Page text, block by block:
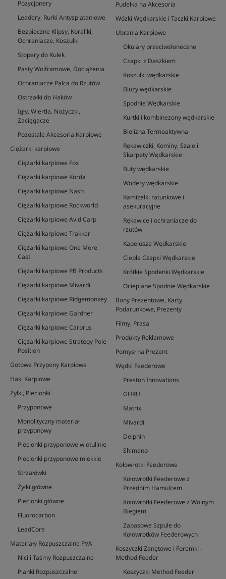
Pozycjonery
Leadery, Rurki Antysplątaniowe
Bezpieczne Klipsy, Koraliki,
Ochraniacze, Koszulki
Stopery do Kulek
Pasty Wolframowe, Dociążenia
Ochraniacze Palca do Rzutów
Ostrzałki do Haków
Igły, Wiertła, Nożyczki,
Zaciągacze
Pozostałe Akcesoria Karpiowe
Ciężarki karpiowe
Ciężarki karpiowe Fox
Ciężarki karpiowe Korda
Ciężarki karpiowe Nash
Ciężarki karpiowe Rockworld
Ciężarki karpiowe Avid Carp
Ciężarki karpiowe Trakker
Ciężarki karpiowe One More
Cast
Ciężarki karpiowe PB Products
Ciężarki karpiowe Mivardi
Ciężarki karpiowe Ridgemonkey
Ciężarki karpiowe Gardner
Ciężarki karpiowe Carprus
Ciężarki karpiowe Strategy Pole
Position
Gotowe Przypony Karpiowe
Haki Karpiowe
Żyłki, Plecionki
Przyponowe
Monolityczny materiał
przyponowy
Plecionki przyponowe w otulinie
Plecionki przyponowe miekkie
Strzałówki
Żyłki główne
Plecionki główne
Fluorocarbon
LeadCore
Materiały Rozpuszczalne PVA
Nici i Taśmy Rozpuszczalne
Pianki Rozpuszczalne
Pudełka na Akcesoria
Wózki Wędkarskie i Taczki Karpiowe
Ubrania Karpiowe
Okulary przeciwsłoneczne
Czapki z Daszkiem
Koszulki wędkarskie
Bluzy wędkarskie
Spodnie Wędkarskie
Kurtki i kombinezony wędkarskie
Bielizna Termoaktywna
Rękawiczki, Kominy, Szale i
Skarpety Wędkarskie
Buty wędkarskie
Wodery wędkarskie
Kamizelki ratunkowe i
asekuracyjne
Rękawice i ochraniacze do
rzutów
Kapelusze Wędkarskie
Ciepłe Czapki Wędkarskie
Krótkie Spodenki Wędkarskie
Ocieplane Spodnie Wędkarskie
Bony Prezentowe, Karty
Podarunkowe, Prezenty
Filmy, Prasa
Produkty Reklamowe
Pomysł na Prezent
Wędki Feederowe
Preston Innovations
GURU
Matrix
Mivardi
Delphin
Shimano
Kołowrotki Feederowe
Kołowrotki Feederowe z
Przednim Hamulcem
Kołowrotki Feederowe z Wolnym
Biegiem
Zapasowe Szpule do
Kołowrotków Feederowych
Koszyczki Zanętowe i Foremki -
Method Feeder
Koszyczki Method Feeder